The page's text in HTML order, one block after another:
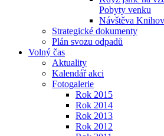
Pobyty venku
Návštěva
Strategické dokumenty
Plán svozu odpadů
Volný čas
Aktuality
Kalendář akci
Fotogalerie
Rok 2015
Rok 2014
Rok 2013
Rok 2012